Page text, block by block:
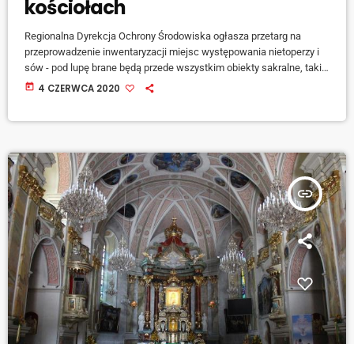
kościołach
Regionalna Dyrekcja Ochrony Środowiska ogłasza przetarg na
przeprowadzenie inwentaryzacji miejsc występowania nietoperzy i
sów - pod lupę brane będą przede wszystkim obiekty sakralne, takie
jak kościoły czy kaplice - mówi Łukasz Zych, rzecznik prasowy
today 4 CZERWCA 2020
insert_link